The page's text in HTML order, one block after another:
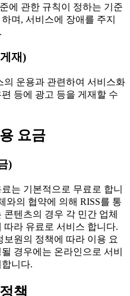
에 관한 규칙이 정하는 기준
며, 서비스에 장애를 주지
재)
의 운용과 관련하여 서비스화
등에 광고 등을 게재할 수
요금
)
는 기본적으로 무료로 합니
와의 협약에 의해 RISS를 통
콘텐츠의 경우 각 민간 업체
따라 유료로 서비스 합니다.
원의 정책에 따라 이용 요
경우에는 온라인으로 서비
니다.
책